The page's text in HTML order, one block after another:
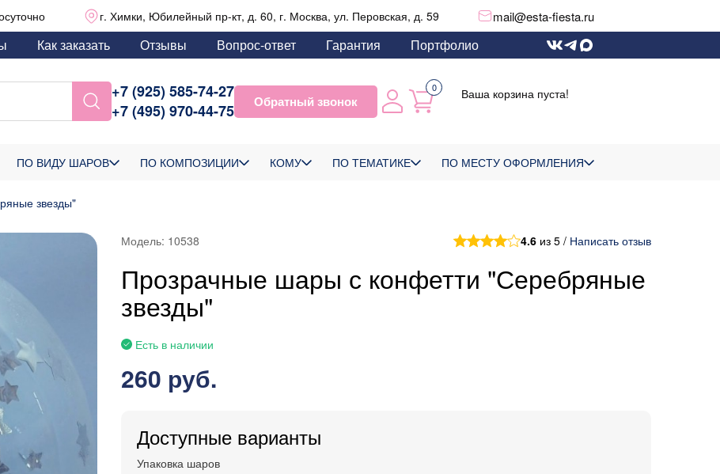
г. Химки, Юбилейный пр-кт, д. 60, г. Москва, ул. Перовская, д. 59 mail@esta-fiesta.ru
Как заказать Отзывы Вопрос-ответ Гарантия Портфолио
+7 (925) 585-74-27
+7 (495) 970-44-75
Обратный звонок
0 Ваша корзина пуста!
ПО ВИДУ ШАРОВ ПО КОМПОЗИЦИИ КОМУ ПО ТЕМАТИКЕ ПО МЕСТУ ОФОРМЛЕНИЯ
звезды"
Модель: 10538 4.6 из 5 / Написать отзыв
Прозрачные шары с конфетти "Серебряные
звезды"
Есть в наличии
260 руб.
Доступные варианты
Упаковка шаров